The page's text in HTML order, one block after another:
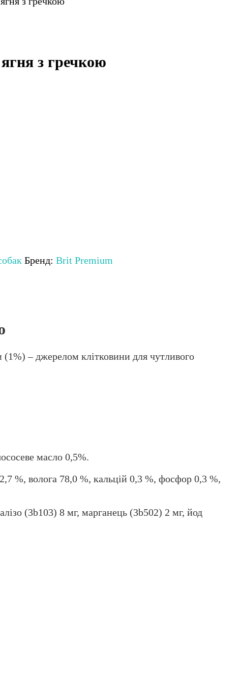
з гречкою
Бренд:Brit Premium
– джерелом клітковини для чутливого
масло 0,5%.
%, волога 78,0 %, кальцій 0,3 %, фосфор 0,3 %,
(3b103) 8 мг, марганець (3b502) 2 мг, йод